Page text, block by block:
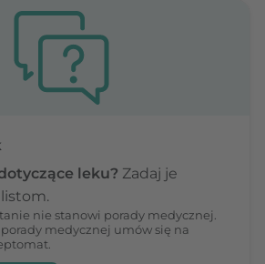
leku? Zadaj je
nie stanowi porady medycznej.
medycznej umów się na